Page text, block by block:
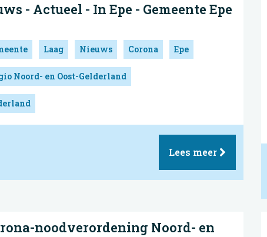
- Actueel - In Epe - Gemeente Epe
Laag Nieuws Corona Epe
Noord- en Oost-Gelderland
Lees meer
noodverordening Noord- en